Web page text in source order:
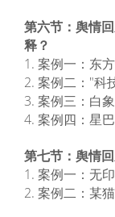
第六节：舆情
释？
1. 案例一：东
2. 案例二："科
3. 案例三：白
4. 案例四：星
第七节：舆情
1. 案例一：无
2. 案例二：某